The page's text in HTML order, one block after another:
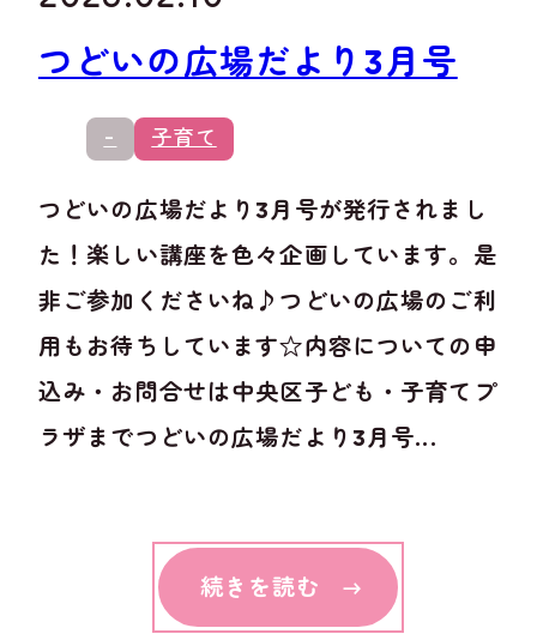
つどいの広場だより3月号
- 子育て
つどいの広場だより3月号が発行されまし
た！楽しい講座を色々企画しています。是
非ご参加くださいね♪つどいの広場のご利
用もお待ちしています☆内容についての申
込み・お問合せは中央区子ども・子育てプ
ラザまでつどいの広場だより3月号...
続きを読む